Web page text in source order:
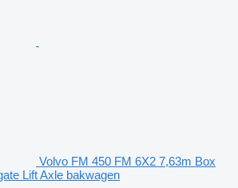
Volvo FM 450 FM 6X2 7,63m Box
Lift Axle bakwagen